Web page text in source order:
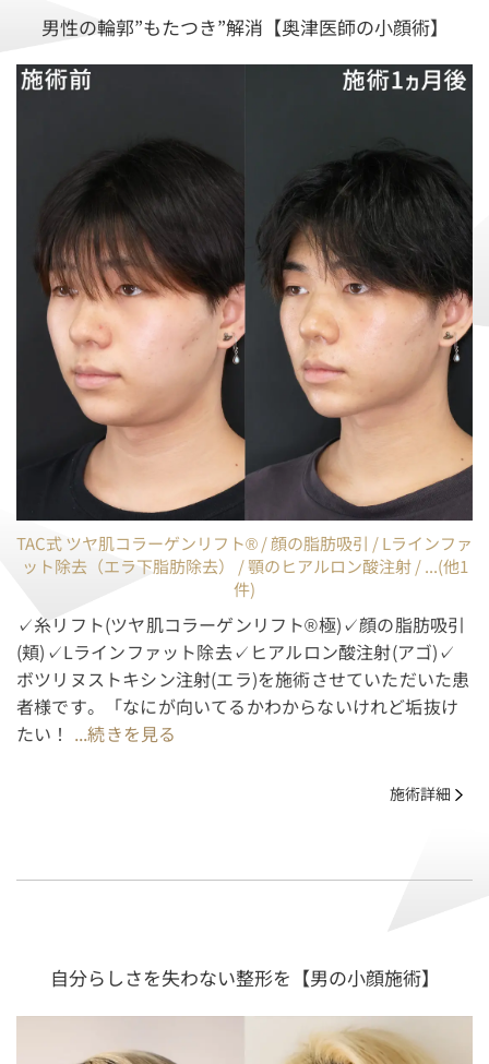
男性の輪郭”もたつき”解消【奥津医師の小顔術】
TAC式 ツヤ肌コラーゲンリフト® / 顔の脂肪吸引 / Lラインファ
ット除去（エラ下脂肪除去） / 顎のヒアルロン酸注射 / ...(他1
件)
✓糸リフト(ツヤ肌コラーゲンリフト®極)✓顔の脂肪吸引
(頬)✓Lラインファット除去✓ヒアルロン酸注射(アゴ)✓
ボツリヌストキシン注射(エラ)を施術させていただいた患
者様です。「なにが向いてるかわからないけれど垢抜け
たい！ ...続きを見る
施術詳細
自分らしさを失わない整形を【男の小顔施術】